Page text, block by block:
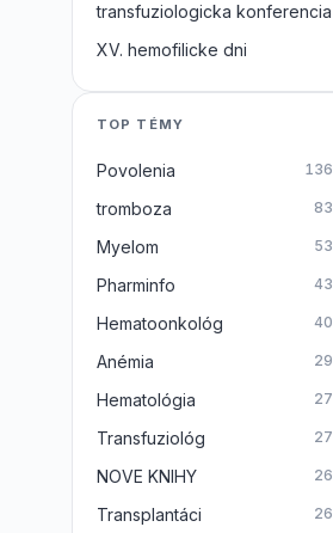
transfuziologicka konferencia
XV. hemofilicke dni
TOP TÉMY
Povolenia 136
tromboza 83
Myelom 53
Pharminfo 43
Hematoonkológ 40
Anémia 29
Hematológia 27
Transfuziológ 27
NOVE KNIHY 26
Transplantáci 26